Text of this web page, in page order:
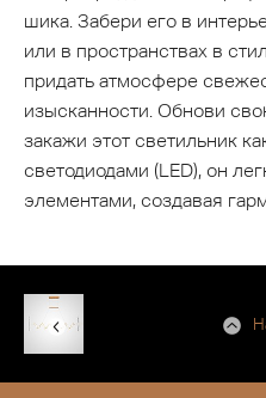
шика. Забери его в
или в пространствах в
придать атмосфере
изысканности. Обнови
закажи этот светильник
светодиодами (LED), он
элементами, создавая